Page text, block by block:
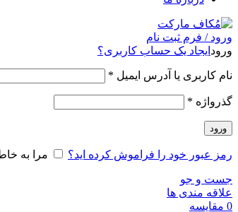
ورود / فرم ثبت نام
ورود ایجاد یک حساب کاربری؟
نام کاربری یا آدرس ایمیل *
گذرواژه *
ورود
رمز عبور خود را فراموش کرده اید؟ مرا به
جست و جو
علاقه مندی ها
0 مقایسه